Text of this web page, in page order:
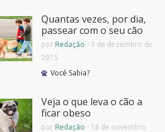
Quantas vezes, por dia,
passear com o seu cão
porRedação - 3 de dezembro de
2015
Você Sabia?
Veja o que leva o cão a
ficar obeso
porRedação - 18 de novembro